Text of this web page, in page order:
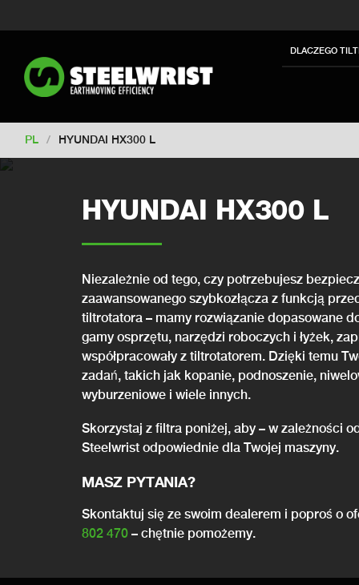
DLACZEGO
Switch to International Switch to
Switch to
Switch to France
PL / HYUNDAI HX300 L
HYUNDAI HX300 L
Niezależnie od tego, czy potrzebujesz
zaawansowanego szybkozłącza z funkcją
tiltrotatora – mamy rozwiązanie dopasowane
gamy osprzętu, narzędzi roboczych i łyżek,
współpracowały z tiltrotatorem. Dzięki temu
zadań, takich jak kopanie, podnoszenie,
wyburzeniowe i wiele innych.
Skorzystaj z filtra poniżej, aby – w zależności
Steelwrist odpowiednie dla Twojej maszyny.
MASZ PYTANIA?
Skontaktuj się ze swoim dealerem i poproś o
802 470 – chętnie pomożemy.